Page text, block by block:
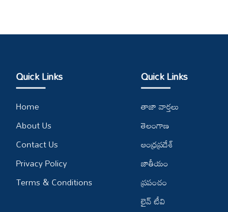
Quick Links
Home
About Us
Contact Us
Privacy Policy
Terms & Conditions
Quick Links
తాజా వార్తలు
తెలంగాణ
ఆంధ్రప్రదేశ్
జాతీయం
ప్రపంచం
లైవ్ టీవి